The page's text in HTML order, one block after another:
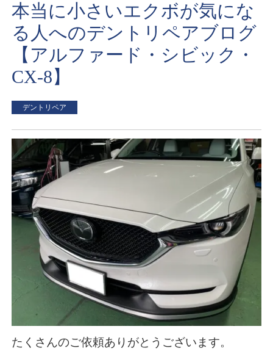
本当に小さいエクボが気にな
る人へのデントリペアブログ
【アルファード・シビック・
CX-8】
デントリペア
たくさんのご依頼ありがとうございます。